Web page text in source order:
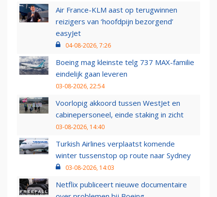
Air France-KLM aast op terugwinnen
reizigers van ‘hoofdpijn bezorgend’
easyJet
04-08-2026, 7:26
Boeing mag kleinste telg 737 MAX-familie
eindelijk gaan leveren
03-08-2026, 22:54
Voorlopig akkoord tussen WestJet en
cabinepersoneel, einde staking in zicht
03-08-2026, 14:40
Turkish Airlines verplaatst komende
winter tussenstop op route naar Sydney
03-08-2026, 14:03
Netflix publiceert nieuwe documentaire